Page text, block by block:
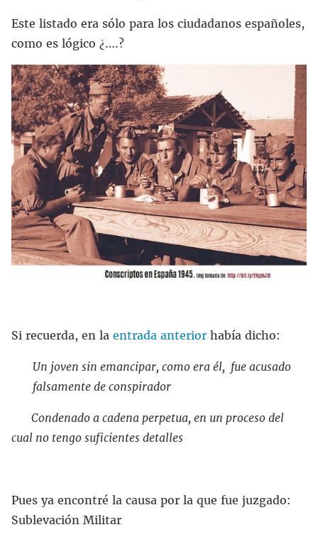
Este listado era sólo para los ciudadanos españoles,
como es lógico ¿….?
Si recuerda, en la entrada anterior había dicho:
Un joven sin emancipar, como era él, fue acusado
falsamente de conspirador
Condenado a cadena perpetua, en un proceso del
cual no tengo suficientes detalles
Pues ya encontré la causa por la que fue juzgado:
Sublevación Militar